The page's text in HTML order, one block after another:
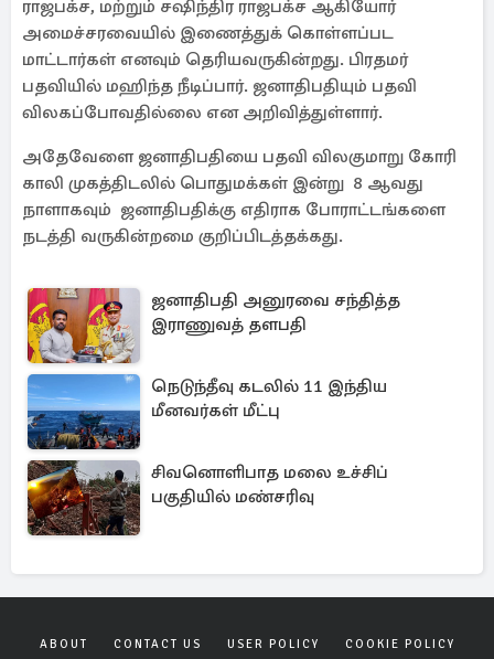
ராஜபக்ச, மற்றும் சஷிந்திர ராஜபக்ச ஆகியோர்
அமைச்சரவையில் இணைத்துக் கொள்ளப்பட
மாட்டார்கள் எனவும் தெரியவருகின்றது. பிரதமர்
பதவியில் மஹிந்த நீடிப்பார். ஜனாதிபதியும் பதவி
விலகப்போவதில்லை என அறிவித்துள்ளார்.
அதேவேளை ஜனாதிபதியை பதவி விலகுமாறு கோரி
காலி முகத்திடலில் பொதுமக்கள் இன்று 8 ஆவது
நாளாகவும் ஜனாதிபதிக்கு எதிராக போராட்டங்களை
நடத்தி வருகின்றமை குறிப்பிடத்தக்கது.
ஜனாதிபதி அனுரவை சந்தித்த
இராணுவத் தளபதி
நெடுந்தீவு கடலில் 11 இந்திய
மீனவர்கள் மீட்பு
சிவனொளிபாத மலை உச்சிப்
பகுதியில் மண்சரிவு
ABOUT CONTACT US USER POLICY COOKIE POLICY